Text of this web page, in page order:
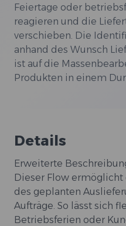
Feiertage oder
reagieren und die
verschieben. Die
anhand des Wunsch
ist auf die
Produkten in einem
Details
Erweiterte
Dieser Flow
des geplanten
Aufträge. So lässt sich
Betriebsferien oder